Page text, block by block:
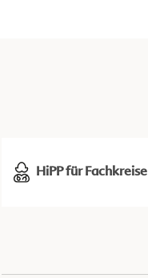
HiPP für Fachkreise